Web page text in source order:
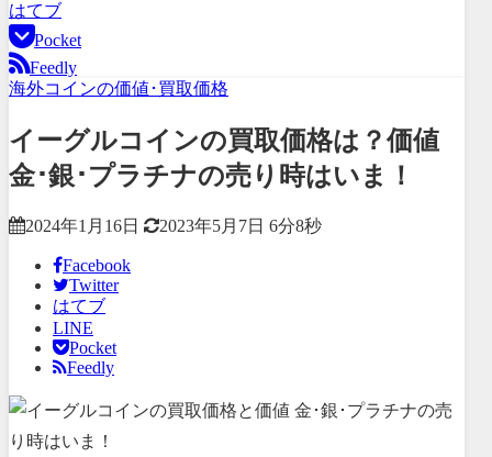
はてブ
Pocket
Feedly
海外コインの価値･買取価格
イーグルコインの買取価格は？価値
金･銀･プラチナの売り時はいま！
2024年1月16日 2023年5月7日 6分8秒
Facebook
Twitter
はてブ
LINE
Pocket
Feedly